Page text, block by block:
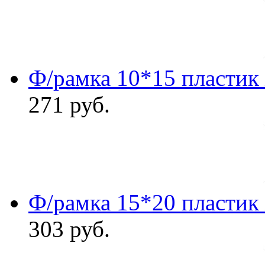
Ф/рамка 10*15
271 руб.
Ф/рамка 15*20
303 руб.